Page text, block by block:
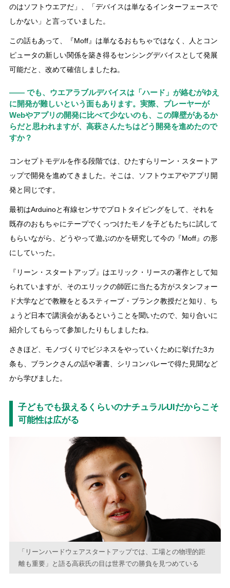
のはソフトウエアだ」、「デバイスは単なるインターフェースで
しかない」と言っていました。
この話もあって、『Moff』は単なるおもちゃではなく、人とコン
ピュータの新しい関係を築き得るセンシングデバイスとして発展
可能だと、改めて確信しましたね。
―― でも、ウエアラブルデバイスは「ハード」が絡むがゆえ
に開発が難しいという面もあります。実際、プレーヤーが
Webやアプリの開発に比べて少ないのも、この障壁があるか
らだと思われますが、高萩さんたちはどう開発を進めたので
すか？
コンセプトモデルを作る段階では、ひたすらリーン・スタートア
ップで開発を進めてきました。そこは、ソフトウエアやアプリ開
発と同じです。
最初はArduinoと有線センサでプロトタイピングをして、それを
既存のおもちゃにテープでくっつけたモノを子どもたちに試して
もらいながら、どうやって遊ぶのかを研究して今の『Moff』の形
にしていった。
『リーン・スタートアップ』はエリック・リースの著作として知
られていますが、そのエリックの師匠に当たる方がスタンフォー
ド大学などで教鞭をとるスティーブ・ブランク教授だと知り、ち
ょうど日本で講演会があるということを聞いたので、知り合いに
紹介してもらって参加したりもしましたね。
さきほど、モノづくりでビジネスをやっていくために挙げた3カ
条も、ブランクさんの話や著書、シリコンバレーで得た見聞など
から学びました。
子どもでも扱えるくらいのナチュラルUIだからこそ
可能性は広がる
「リーンハードウェアスタートアップでは、工場との物理的距
離も重要」と語る高萩氏の目は世界での勝負を見つめている